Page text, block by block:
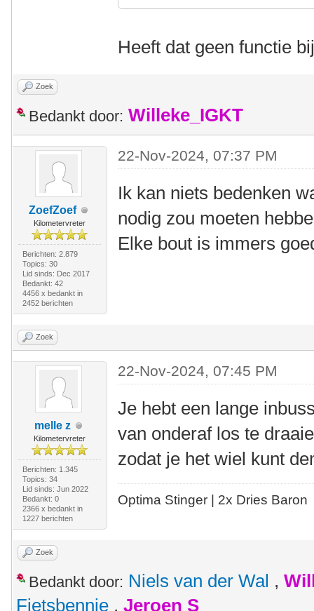
Heeft dat geen functie
Zoek
Bedankt door: Willeke_IGKT
ZoefZoef
Kilometervreter
Berichten: 2.879
Topics: 30
Lid sinds: Dec 2017
Bedankt: 42
4456 x bedankt in
2452 berichten
22-Nov-2024, 07:37 PM
Ik kan niets bedenken
nodig zou moeten
Elke bout is immers
Zoek
melle z
Kilometervreter
Berichten: 1.345
Topics: 34
Lid sinds: Jun 2022
Bedankt: 0
2366 x bedankt in
1227 berichten
22-Nov-2024, 07:45 PM
Je hebt een lange
van onderaf los te
zodat je het wiel kunt
Optima Stinger | 2x Dries Baron
Zoek
Bedankt door: Niels van der Wal ,
Fietsbennie , Jeroen S